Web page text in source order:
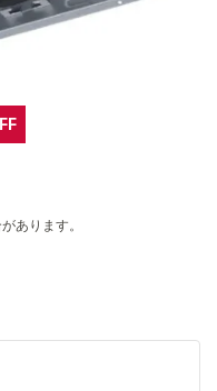
あります。